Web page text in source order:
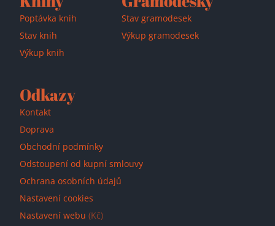
Přidáno do košíku!
Poptávka knih
Stav knih
Výkup knih
Stav gramodesek
Výkup gramodesek
Odkazy
Kontakt
Doprava
Obchodní podmínky
Odstoupení od kupní smlouvy
Ochrana osobních údajů
Nastavení cookies
Nastavení webu (Kč)